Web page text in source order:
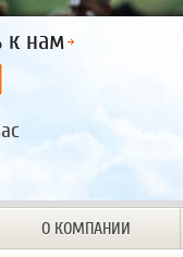
к нам
О КОМПАНИИ